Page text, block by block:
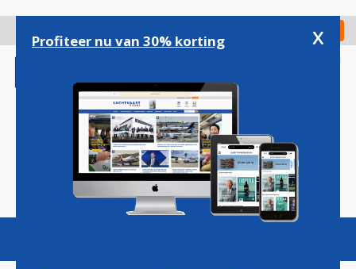
gaan
Check in
Magazine Podcasts Vacatures
Profiteer nu van 30% korting x